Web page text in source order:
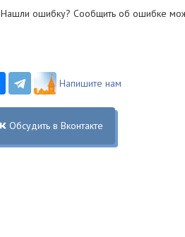
Нашли ошибку? Cообщить об ошибке
Напишите нам
Обсудить в Вконтакте